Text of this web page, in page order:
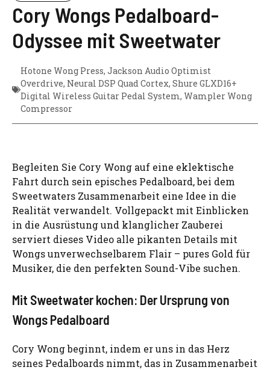
Cory Wongs Pedalboard-
Odyssee mit Sweetwater
Hotone Wong Press, Jackson Audio Optimist
Overdrive, Neural DSP Quad Cortex, Shure GLXD16+
Digital Wireless Guitar Pedal System, Wampler Wong
Compressor
Begleiten Sie Cory Wong auf eine eklektische
Fahrt durch sein episches Pedalboard, bei dem
Sweetwaters Zusammenarbeit eine Idee in die
Realität verwandelt. Vollgepackt mit Einblicken
in die Ausrüstung und klanglicher Zauberei
serviert dieses Video alle pikanten Details mit
Wongs unverwechselbarem Flair – pures Gold für
Musiker, die den perfekten Sound-Vibe suchen.
Mit Sweetwater kochen: Der Ursprung von
Wongs Pedalboard
Cory Wong beginnt, indem er uns in das Herz
seines Pedalboards nimmt, das in Zusammenarbeit